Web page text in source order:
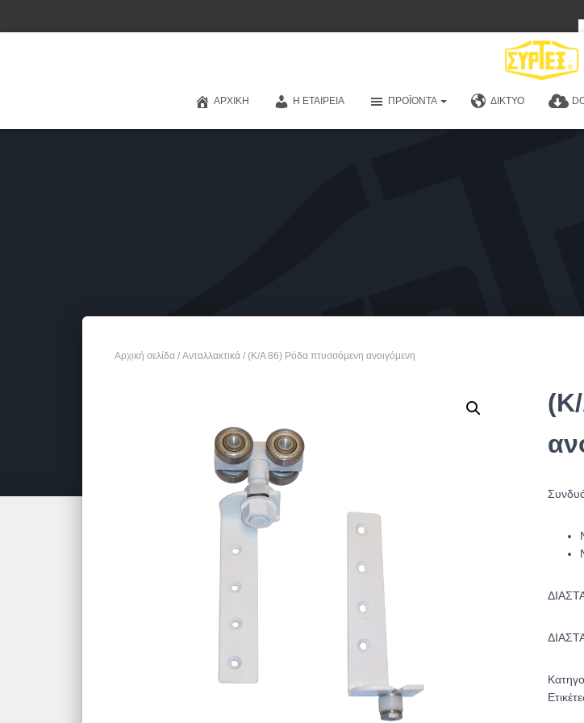
ΑΡΧΙΚΉ Η ΕΤΑΙΡΕΊΑ ΠΡΟΪΌΝΤΑ ΔΊΚΤΥΟ
Αρχική σελίδα / Ανταλλακτικά / (Κ/Α 86) Ρόδα πτυσσόμενη ανοιγόμενη